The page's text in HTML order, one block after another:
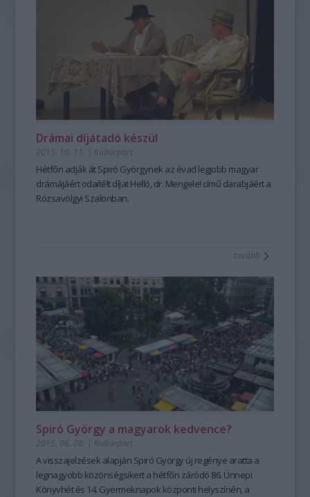
Drámai díjátadó készül
2015. 10. 11. | Kultúrpart
Hétfőn adják át Spiró Györgynek az évad legjobb magyar
drámájáértodaítéltdíjatHelló, dr. Mengele! című darabjáért a
Rózsavölgyi Szalonban.
tovább
Spiró György a magyarok kedvence?
2015. 06. 08. | Kultúrpart
A visszajelzések alapján Spiró György új regénye aratta a
legnagyobb közönségsikert a hétfőn záródó 86. Ünnepi
Könyvhétés 14. Gyermeknapok központi helyszínén, a